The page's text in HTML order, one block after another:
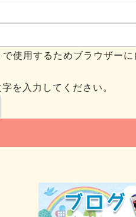
使用するためブラウザー
を入力してください。